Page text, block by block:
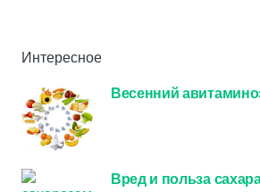
Интересное
Весенний
Вред и польза